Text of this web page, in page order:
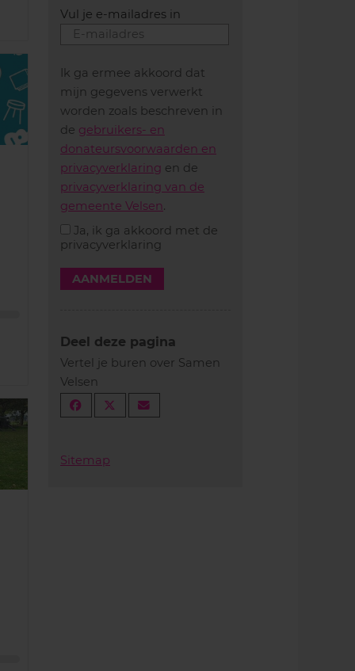
Vul je e-mailadres in
Ik ga ermee akkoord dat
mijn gegevens verwerkt
worden zoals beschreven in
de gebruikers- en
donateursvoorwaarden en
privacyverklaring en de
privacyverklaring van de
gemeente Velsen.
Ja, ik ga akkoord met de
privacyverklaring
AANMELDEN
Deel deze pagina
Vertel je buren over Samen
Velsen
Sitemap